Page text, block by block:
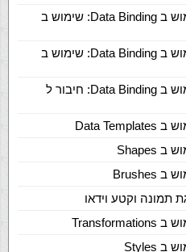
מדריך Windows Phone – שימוש ב Data Binding: שימוש ב
מדריך Windows Phone – שימוש ב Data Binding: שימוש ב
מדריך Windows Phone – שימוש ב Data Binding: חיבור ל